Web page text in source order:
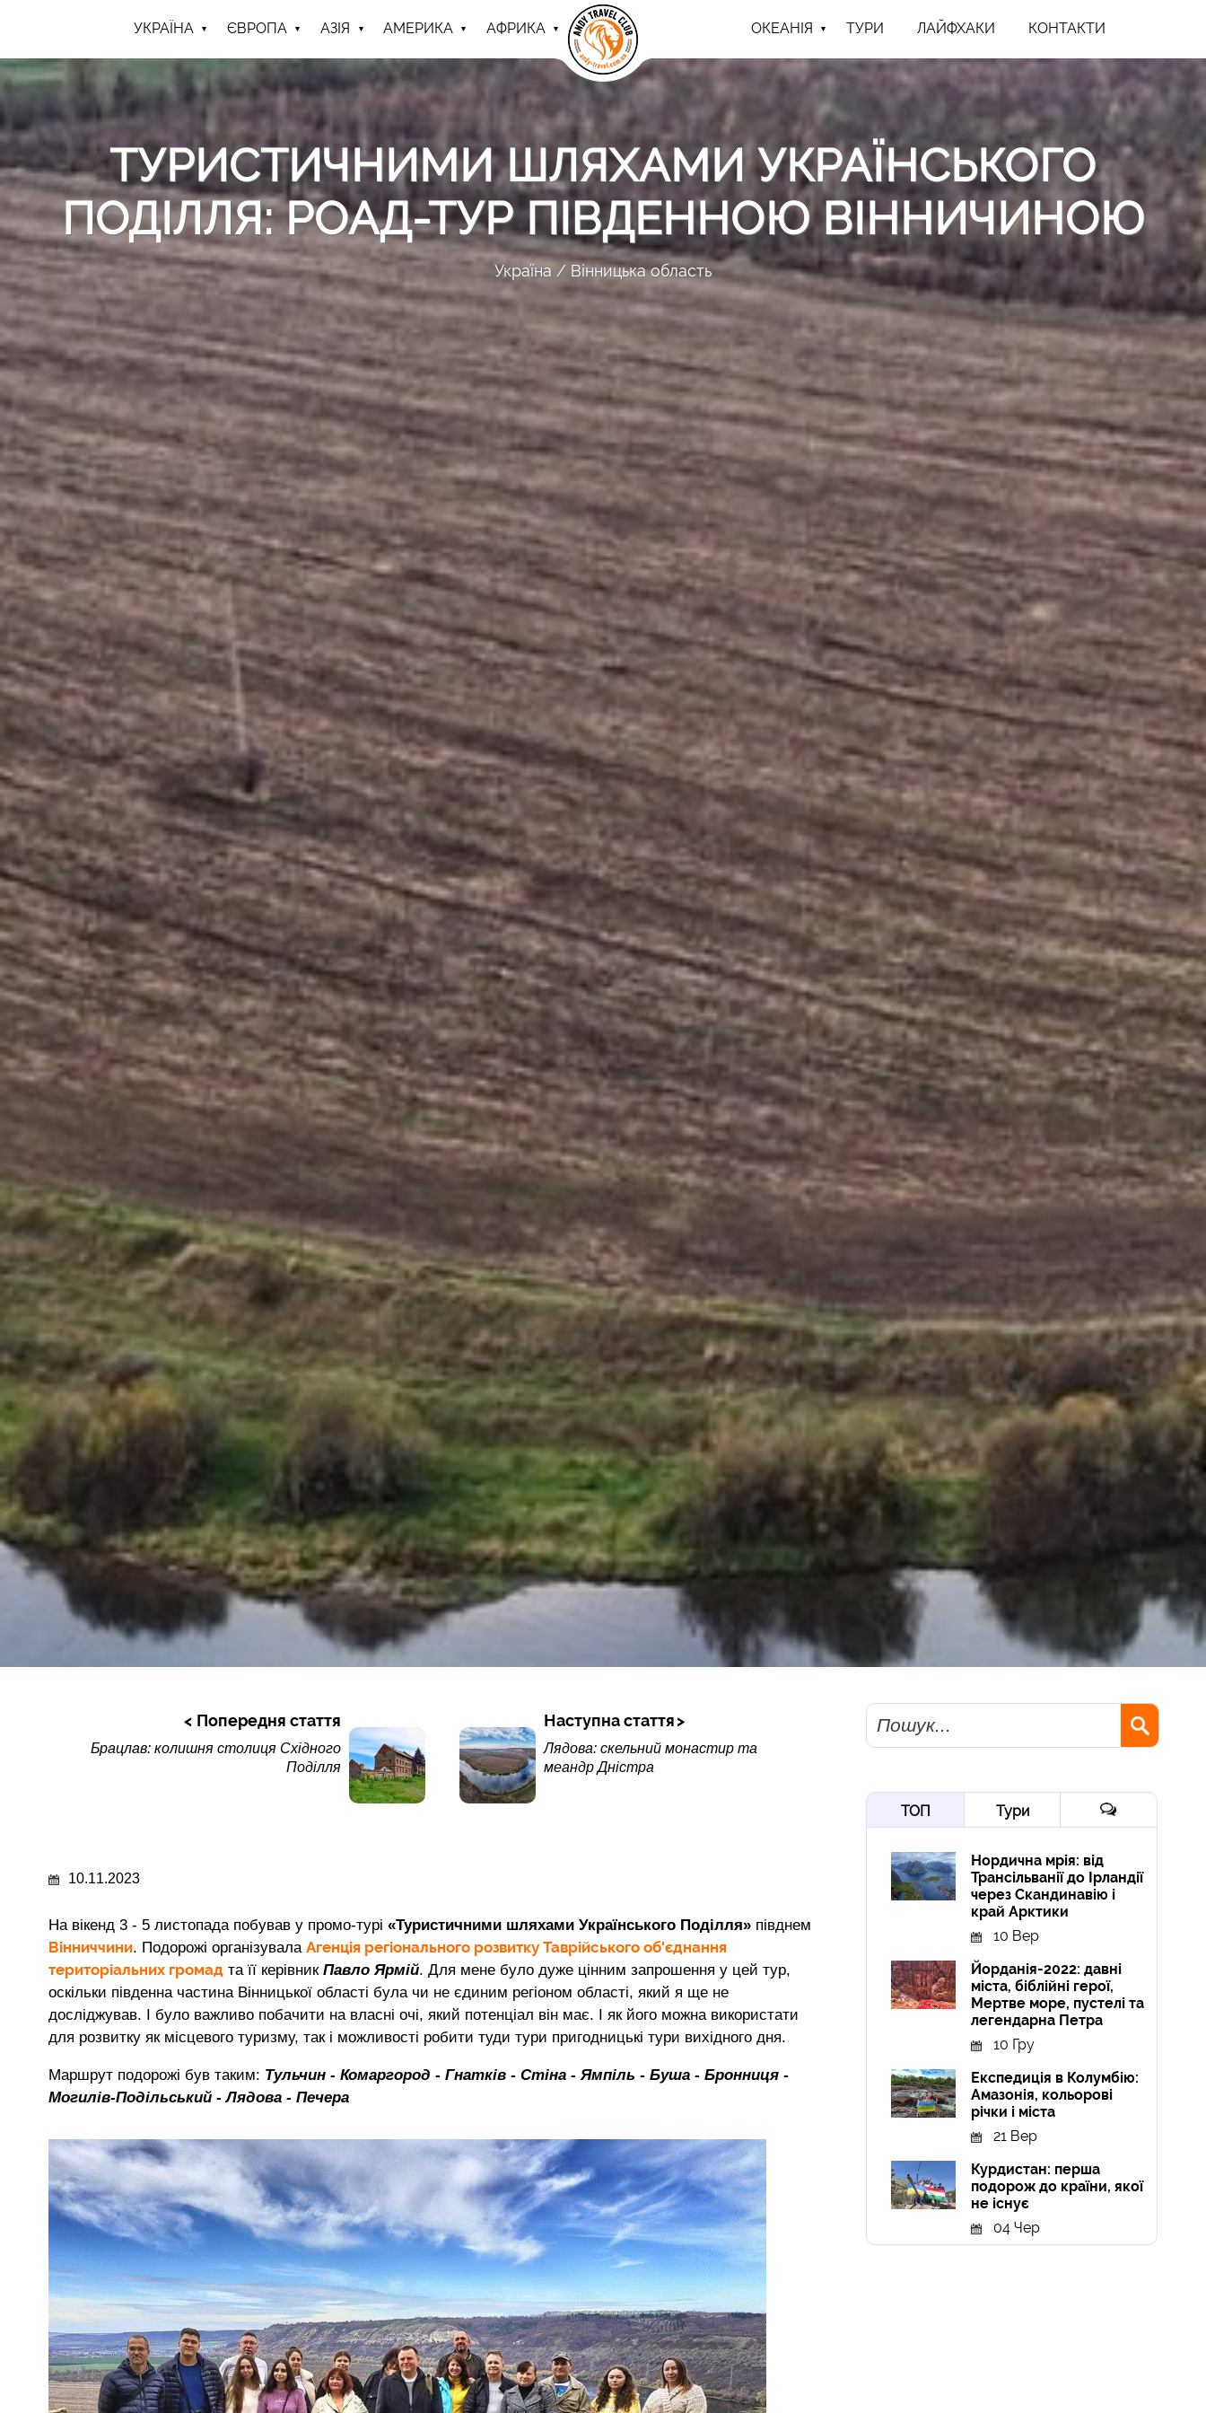
УКРАЇНА ЄВРОПА АЗІЯ АМЕРИКА АФРИКА ОКЕАНІЯ ТУРИ ЛАЙФХАКИ КОНТАКТИ
ТУРИСТИЧНИМИ ШЛЯХАМИ УКРАЇНСЬКОГО
ПОДІЛЛЯ: РОАД-ТУР ПІВДЕННОЮ ВІННИЧИНОЮ
Україна Вінницька область
Попередня стаття
Брацлав: колишня столиця Східного
Поділля
Наступна стаття
Лядова: скельний монастир та
меандр Дністра
10.11.2023
На вікенд 3 - 5 листопада побував у промо-турі «Туристичними шляхами Українського Поділля» півднем
Вінниччини. Подорожі організувала Агенція регіонального розвитку Таврійського об'єднання
територіальних громад та її керівник Павло Ярмій. Для мене було дуже цінним запрошення у цей тур,
оскільки південна частина Вінницької області була чи не єдиним регіоном області, який я ще не
досліджував. І було важливо побачити на власні очі, який потенціал він має. І як його можна використати
для розвитку як місцевого туризму, так і можливості робити туди тури пригодницькі тури вихідного дня.
Маршрут подорожі був таким: Тульчин - Комаргород - Гнатків - Стіна - Ямпіль - Буша - Бронниця -
Могилів-Подільський - Лядова - Печера
Пошук
ТОП Тури
Нордична мрія: від
Трансільванії до Ірландії
через Скандинавію і
край Арктики
10 Вер
Йорданія-2022: давні
міста, біблійні герої,
Мертве море, пустелі та
легендарна Петра
10 Гру
Експедиція в Колумбію:
Амазонія, кольорові
річки і міста
21 Вер
Курдистан: перша
подорож до країни, якої
не існує
04 Чер